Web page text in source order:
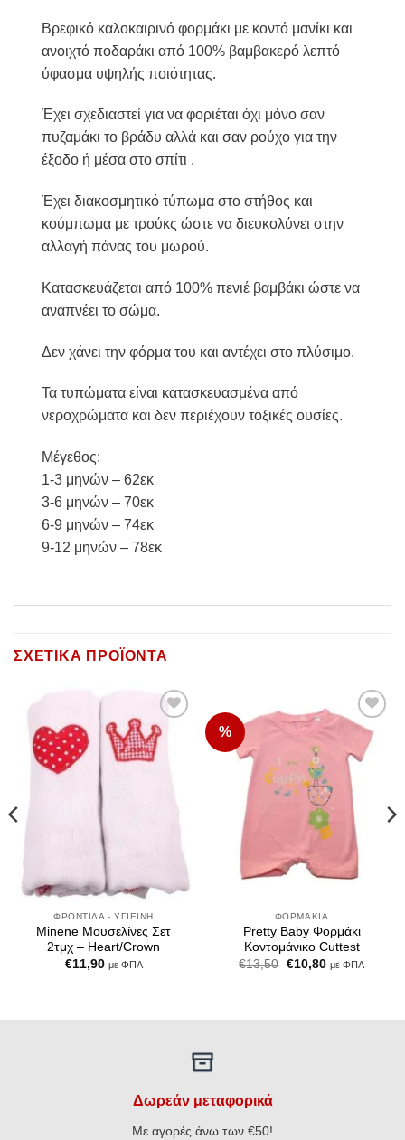
Βρεφικό καλοκαιρινό φορμάκι με κοντό μανίκι και
ανοιχτό ποδαράκι από 100% βαμβακερό λεπτό
ύφασμα υψηλής ποιότητας.
Έχει σχεδιαστεί για να φοριέται όχι μόνο σαν
πυζαμάκι το βράδυ αλλά και σαν ρούχο για την
έξοδο ή μέσα στο σπίτι .
Έχει διακοσμητικό τύπωμα στο στήθος και
κούμπωμα με τρούκς ώστε να διευκολύνει στην
αλλαγή πάνας του μωρού.
Κατασκευάζεται από 100% πενιέ βαμβάκι ώστε να
αναπνέει το σώμα.
Δεν χάνει την φόρμα του και αντέχει στο πλύσιμο.
Τα τυπώματα είναι κατασκευασμένα από
νεροχρώματα και δεν περιέχουν τοξικές ουσίες.
Μέγεθος:
1-3 μηνών – 62εκ
3-6 μηνών – 70εκ
6-9 μηνών – 74εκ
9-12 μηνών – 78εκ
ΣΧΕΤΙΚΆ ΠΡΟΪΌΝΤΑ
Add to
Wishlist
ΦΡΟΝΤΊΔΑ - ΥΓΙΕΙΝΉ
Minene Μουσελίνες Σετ
2τμχ – Heart/Crown
€11,90 με ΦΠΑ
%
Add to
Wishlist
ΦΟΡΜΆΚΙΑ
Pretty Baby Φορμάκι
Κοντομάνικο Cuttest
€13,50 Original
price
€10,80Η
τρέχουσα
με ΦΠΑ
Δωρεάν μεταφορικά
Με αγορές άνω των €50!